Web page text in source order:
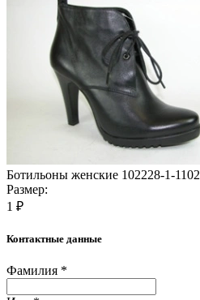
Ботильоны женские 102228-1-1102
Размер:
1 ₽
Контактные данные
Фамилия *